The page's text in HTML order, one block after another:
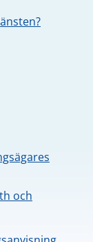
och